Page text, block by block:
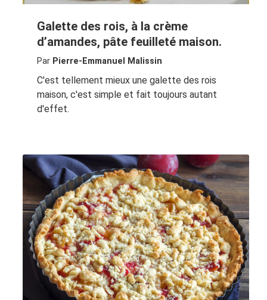
Galette des rois, à la crème
d’amandes, pâte feuilleté maison.
Par Pierre-Emmanuel Malissin
C'est tellement mieux une galette des rois
maison, c'est simple et fait toujours autant
d'effet.